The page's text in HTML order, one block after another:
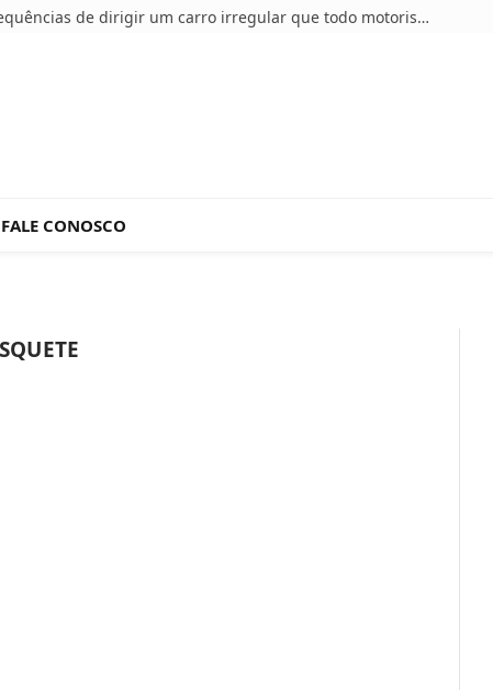
5 consequências de dirigir um carro irregular que todo motorista deve conhecer
FALE CONOSCO